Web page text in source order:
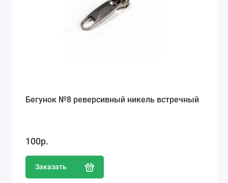
Бегунок №8 реверсивный никель встречный
100р.
Заказать